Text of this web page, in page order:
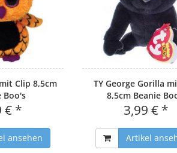
Clip 8,5cm
Boo's
€ *
ansehen
TY George Gorilla
8,5cm Beanie
3,99 € *
Artikel